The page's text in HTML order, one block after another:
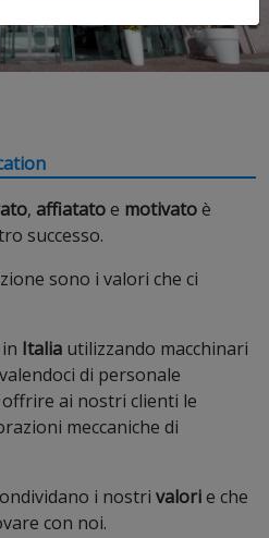
, affiatatoe motivatoè
successo.
sono i valori che ci
Italia utilizzando macchinari
di personale
ai nostri clienti le
meccaniche di
i nostri valorie che
con noi.